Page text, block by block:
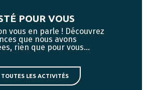
POUR VOUS
vous en parle ! Découvrez
que nous avons
rien que pour vous…
TOUTES LES ACTIVITÉS